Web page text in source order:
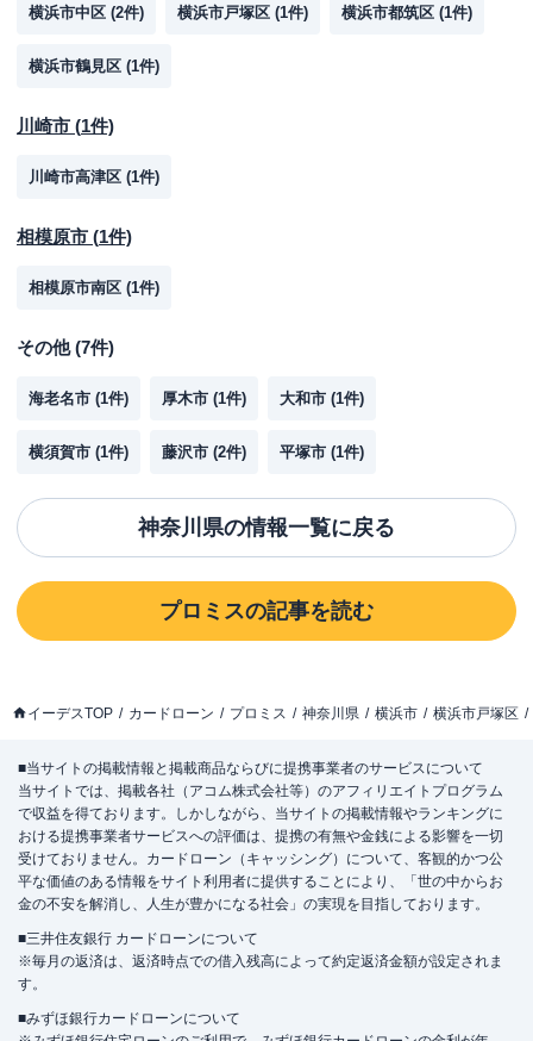
横浜市中区 (2件) 横浜市戸塚区 (1件) 横浜市都筑区 (1件)
横浜市鶴見区 (1件)
川崎市 (1件)
川崎市高津区 (1件)
相模原市 (1件)
相模原市南区 (1件)
その他(7件)
海老名市 (1件) 厚木市 (1件) 大和市 (1件)
横須賀市 (1件) 藤沢市 (2件) 平塚市 (1件)
神奈川県の情報一覧に戻る
プロミスの記事を読む
イーデスTOP カードローン プロミス 神奈川県 横浜市 横浜市戸塚区
■当サイトの掲載情報と掲載商品ならびに提携事業者のサービスについて
当サイトでは、掲載各社（アコム株式会社等）のアフィリエイトプログラム
で収益を得ております。しかしながら、当サイトの掲載情報やランキングに
おける提携事業者サービスへの評価は、提携の有無や金銭による影響を一切
受けておりません。カードローン（キャッシング）について、客観的かつ公
平な価値のある情報をサイト利用者に提供することにより、「世の中からお
金の不安を解消し、人生が豊かになる社会」の実現を目指しております。
■三井住友銀行 カードローンについて
※毎月の返済は、返済時点での借入残高によって約定返済金額が設定されま
す。
■みずほ銀行カードローンについて